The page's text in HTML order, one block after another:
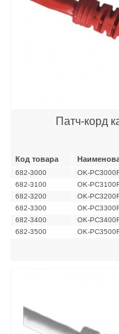
Патч-корд
Код товара
682-3000 OK-
682-3100
OK-
682-3200
OK-
682-3300
OK-
682-3400
OK-
682-3500
OK-